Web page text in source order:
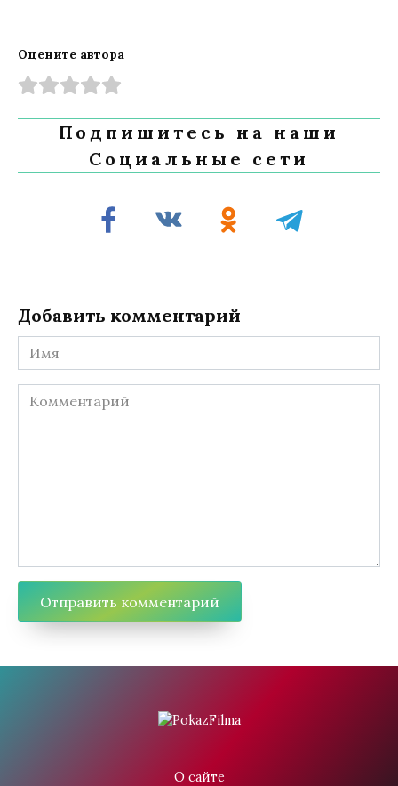
Оцените автора
Подпишитесь на наши
Социальные сети
Добавить комментарий
Имя
Комментарий
О сайте